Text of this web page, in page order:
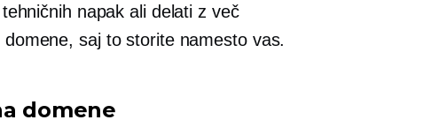
napak ali delati z več
saj to storite namesto vas.
domene